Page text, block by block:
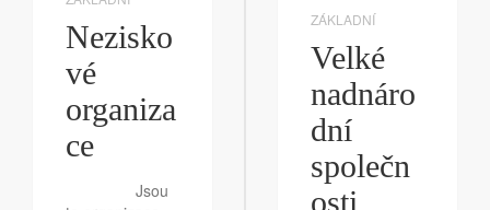
Nezisko
vé
organiza
ce
Jsou
ZÁKLADNÍ
Velké
nadnáro
dní
společn
osti